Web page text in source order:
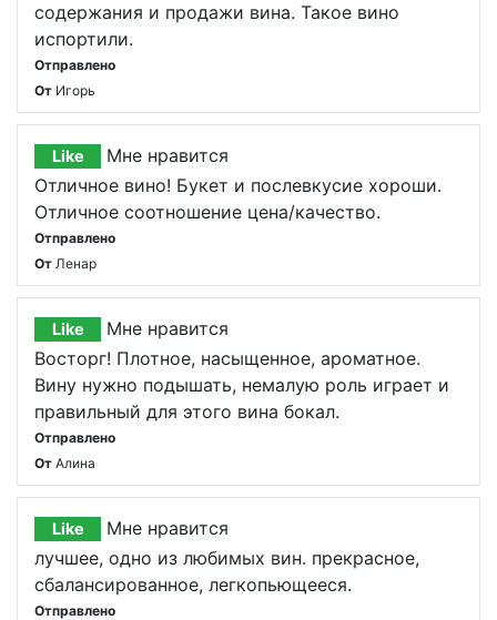
содержания и продажи вина. Такое вино
испортили.
Отправлено
От Игорь
Like
Мне нравится
Отличное вино! Букет и послевкусие хороши.
Отличное соотношение цена/качество.
Отправлено
От Ленар
Like
Мне нравится
Восторг! Плотное, насыщенное, ароматное.
Вину нужно подышать, немалую роль играет и
правильный для этого вина бокал.
Отправлено
От Алина
Like
Мне нравится
лучшее, одно из любимых вин. прекрасное,
сбалансированное, легкопьющееся.
Отправлено